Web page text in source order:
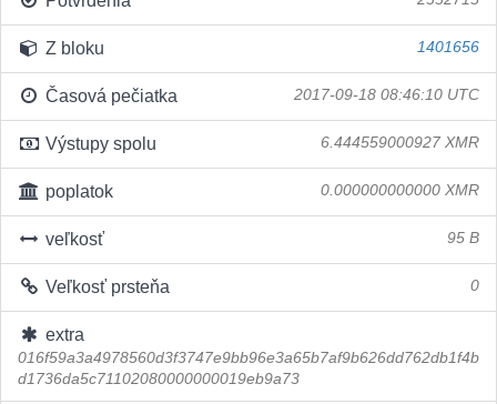
Z bloku 1401656
Časová pečiatka 2017-09-18 08:46:10 UTC
Výstupy spolu 6.444559000927 XMR
poplatok 0.000000000000 XMR
veľkosť 95 B
Veľkosť prsteňa 0
extra
016f59a3a4978560d3f3747e9bb96e3a65b7af9b626dd762db1f4b
d1736da5c71102080000000019eb9a73